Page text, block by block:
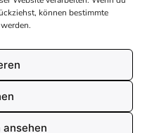
können bestimmte
ansehenvorbehalten. Made with